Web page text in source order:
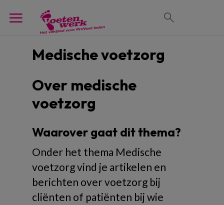
Medische voetzorg
Over medische
voetzorg
Waarover gaat dit thema?
Onder het thema Medische
voetzorg vind je artikelen en
berichten over voetzorg bij
cliënten of patiënten bij wie